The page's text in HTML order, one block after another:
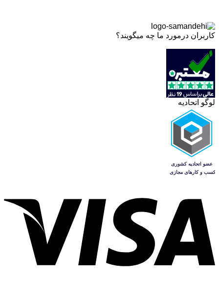
کاربران درمورد ما چه میگویند؟
لوگو اتحادیه